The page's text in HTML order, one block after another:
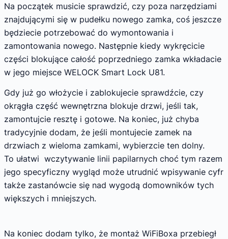
Na początek musicie sprawdzić, czy poza narzędziami
znajdującymi się w pudełku nowego zamka, coś jeszcze
będziecie potrzebować do wymontowania i
zamontowania nowego. Następnie kiedy wykręcicie
części blokujące całość poprzedniego zamka wkładacie
w jego miejsce WELOCK Smart Lock U81.
Gdy już go włożycie i zablokujecie sprawdźcie, czy
okrągła część wewnętrzna blokuje drzwi, jeśli tak,
zamontujcie resztę i gotowe. Na koniec, już chyba
tradycyjnie dodam, że jeśli montujecie zamek na
drzwiach z wieloma zamkami, wybierzcie ten dolny.
To ułatwi wczytywanie linii papilarnych choć tym razem
jego specyficzny wygląd może utrudnić wpisywanie cyfr
także zastanówcie się nad wygodą domowników tych
większych i mniejszych.
Na koniec dodam tylko, że montaż WiFiBoxa przebiegł